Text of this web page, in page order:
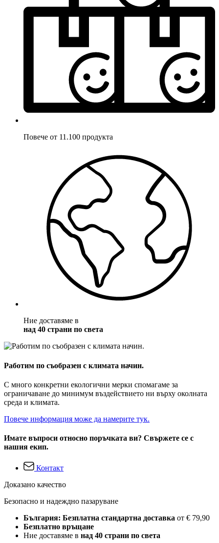
Повече от 11.100 продукта
Ние доставяме в
над 40 страни по света
Работим по съобразен с климата начин.
С много конкретни екологични мерки спомагаме за
ограничаване до минимум въздействието ни върху околната
среда и климата.
Повече информация може да намерите тук.
Имате въпроси относно поръчката ви? Свържете се с
нашия екип.
Контакт
Доказано качество
Безопасно и надеждно пазаруване
България: Безплатна стандартна доставка от € 79,90
Безплатно връщане
Ние доставяме в над 40 страни по света